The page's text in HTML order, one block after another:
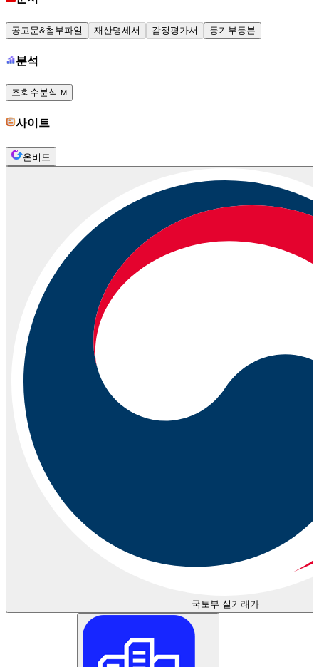
공고문&첨부파일 재산명세서 감정평가서 등기부등본
분석
조회수분석 M
사이트
온비드
국토부 실거래가